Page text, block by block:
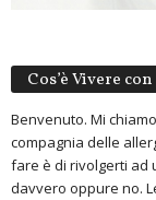
Cos’è Vivere
Benvenuto. Mi
compagnia delle
fare è di rivolgerti ad
davvero oppure no.